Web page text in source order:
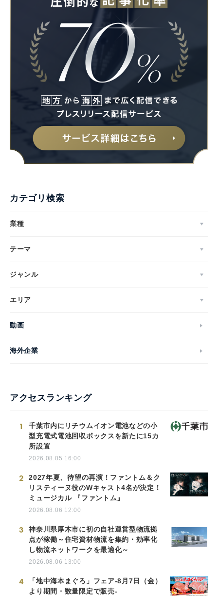
カテゴリ検索
業種
テーマ
ジャンル
エリア
動画
海外企業
アクセスランキング
1
千葉市内にリチウムイオン電池などの小
型充電式電池回収ボックスを新たに15カ
所設置
2026.08.05 16:00
2
2027年夏、待望の再演！ファントム＆ク
リスティーヌ役のWキャスト4名が決定！
ミュージカル 『ファントム』
2026.08.06 12:00
3
神奈川県厚木市に初の自社運営型物流拠
点が稼働～住宅資材物流を集約・効率化
し物流ネットワークを最適化～
2026.08.06 13:00
4
「地中海本まぐろ」フェア-8月7日（金）
より期間・数量限定で販売-